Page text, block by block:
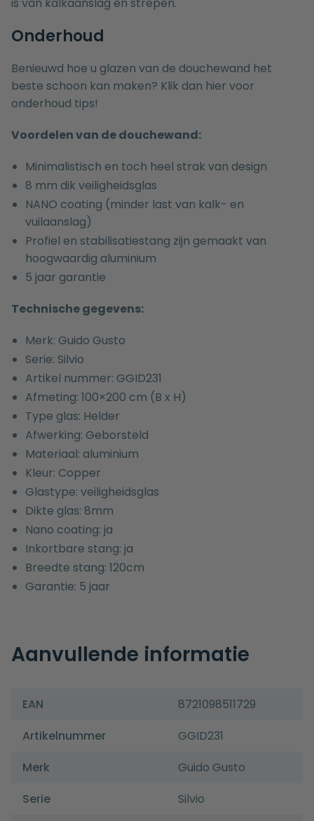
Onderhoud
Benieuwd hoe u glazen van de douchewand het
beste schoon kan maken? Klik dan hier voor
onderhoud tips!
Voordelen van de douchewand:
Minimalistisch en toch heel strak van design
8 mm dik veiligheidsglas
NANO coating (minder last van kalk- en
vuilaanslag)
Profiel en stabilisatiestang zijn gemaakt van
hoogwaardig aluminium
5 jaar garantie
Technische gegevens:
Merk: Guido Gusto
Serie: Silvio
Artikel nummer: GGID231
Afmeting: 100×200 cm (B x H)
Type glas: Helder
Afwerking: Geborsteld
Materiaal: aluminium
Kleur: Copper
Glastype: veiligheidsglas
Dikte glas: 8mm
Nano coating: ja
Inkortbare stang: ja
Breedte stang: 120cm
Garantie: 5 jaar
Aanvullende informatie
EAN
8721098511729
Artikelnummer
GGID231
Merk
Guido Gusto
Serie
Silvio